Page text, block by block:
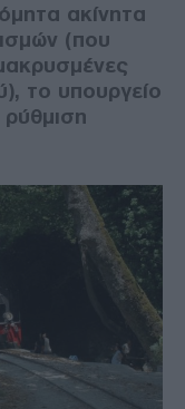
ακίνητα
(που
το υπουργείο